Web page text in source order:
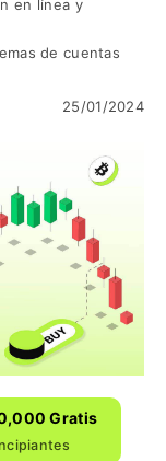
en línea y
de cuentas
25/01/2024
Gratis